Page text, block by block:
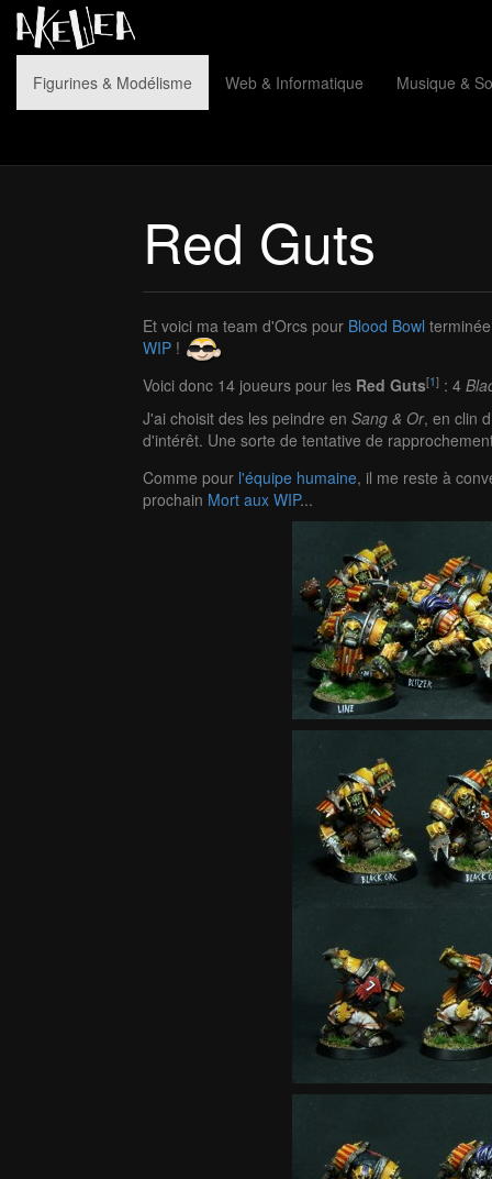
Figurines & Modélisme Web & Informatique Musique &
Red Guts
Et voici ma team d'Orcs pour Blood Bowl
WIP !
Voici donc 14 joueurs pour les Red Guts[1] : 4
J'ai choisit des les peindre en Sang & Or, en clin
d'intérêt. Une sorte de tentative de
Comme pour l'équipe humaine, il me reste à
prochain Mort aux WIP...